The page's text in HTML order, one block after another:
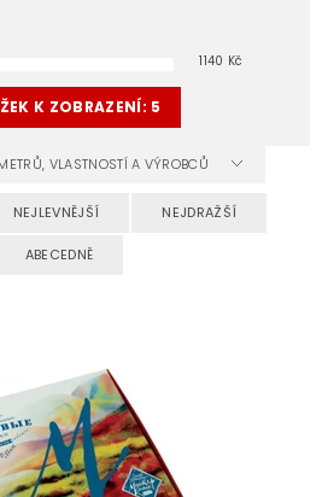
1140 Kč
K ZOBRAZENÍ: 5
VLASTNOSTÍ A VÝROBCŮ
NEJLEVNĚJŠÍ NEJDRAŽŠÍ
ABECEDNĚ